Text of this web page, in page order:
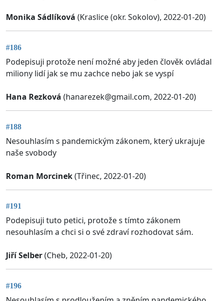
Monika Sádlíková (Kraslice (okr. Sokolov), 2022-01-20)
#186
Podepisuji protože není možné aby jeden člověk ovládal
miliony lidí jak se mu zachce nebo jak se vyspí
Hana Rezková (hanarezek@gmail.com, 2022-01-20)
#188
Nesouhlasím s pandemickým zákonem, který ukrajuje
naše svobody
Roman Morcinek(Třinec, 2022-01-20)
#191
Podepisuji tuto petici, protože s tímto zákonem
nesouhlasím a chci si o své zdraví rozhodovat sám.
Jiří Selber(Cheb, 2022-01-20)
#196